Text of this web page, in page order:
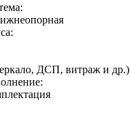
ДСП, витраж и др.)